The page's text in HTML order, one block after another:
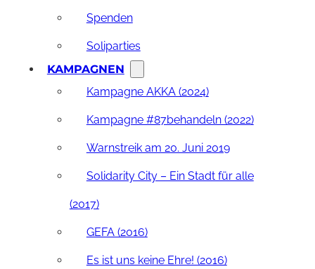
Spenden
Soliparties
KAMPAGNEN
Kampagne AKKA (2024)
Kampagne #87behandeln (2022)
Warnstreik am 20. Juni 2019
Solidarity City – Ein Stadt für alle
(2017)
GEFA (2016)
Es ist uns keine Ehre! (2016)